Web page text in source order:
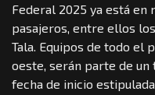
Federal 2025 ya está en
pasajeros, entre ellos
Tala. Equipos de todo el
oeste, serán parte de
fecha de inicio